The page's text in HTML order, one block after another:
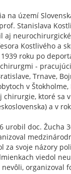
na území
Stanislava
aj
Kostlivého a
1939 roku po
chirurgmi -
Trnave,
v
chirurgie, ktoré sa
a v
urobil doc. Žucha
za svoje názory
viedol
organizoval